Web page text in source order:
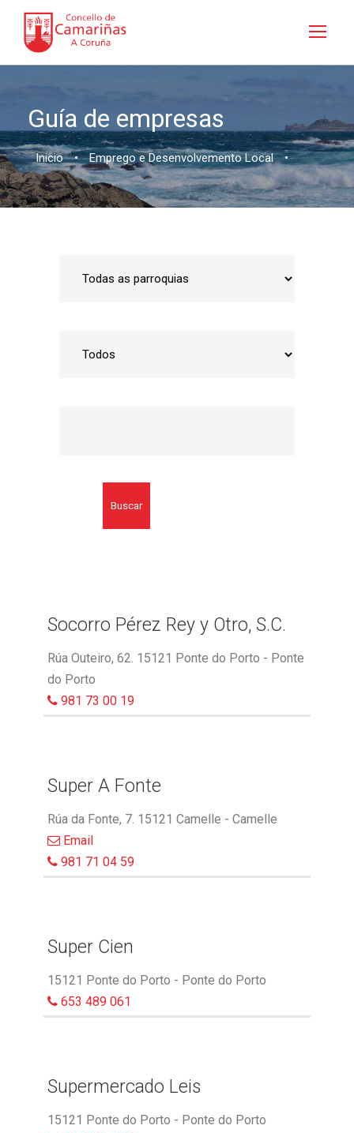
Guía de empresas
Inicio • Emprego e Desenvolvemento Local •
Buscar
Socorro Pérez Rey y Otro, S.C.
Rúa Outeiro, 62. 15121 Ponte do Porto - Ponte
do Porto
981 73 00 19
Super A Fonte
Rúa da Fonte, 7. 15121 Camelle - Camelle
Email
981 71 04 59
Super Cien
15121 Ponte do Porto - Ponte do Porto
653 489 061
Supermercado Leis
15121 Ponte do Porto - Ponte do Porto